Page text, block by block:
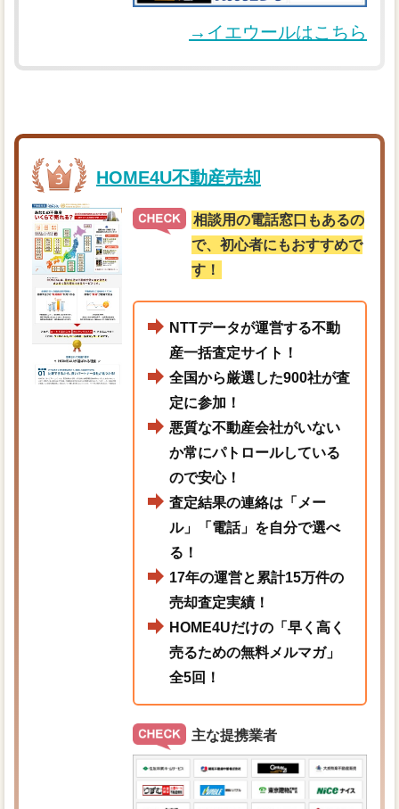
→イエウールはこちら
HOME4U不動産売却
相談用の電話窓口もあるの
で、初心者にもおすすめで
す！
NTTデータが運営する不動
産一括査定サイト！
全国から厳選した900社が査
定に参加！
悪質な不動産会社がいない
か常にパトロールしている
ので安心！
査定結果の連絡は「メー
ル」「電話」を自分で選べ
る！
17年の運営と累計15万件の
売却査定実績！
HOME4Uだけの「早く高く
売るための無料メルマガ」
全5回！
主な提携業者